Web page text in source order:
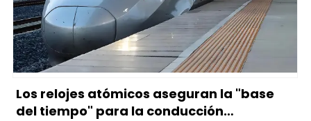
Los relojes atómicos aseguran la "base
del tiempo" para la conducción